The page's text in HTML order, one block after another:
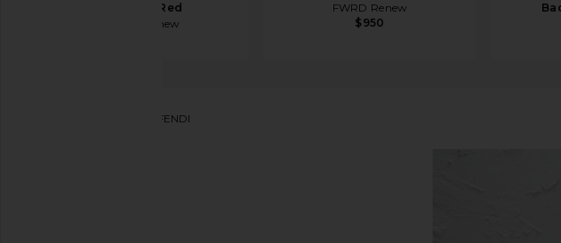
Hibiscus Red
FWRD Renew
FWRD Renew
$950
BOLSO FENDI